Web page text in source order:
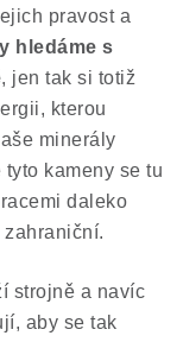
pravost a
hledáme s
, jen tak si totiž
kterou
minerály
kameny se tu
daleko
strojně a navíc
aby se tak